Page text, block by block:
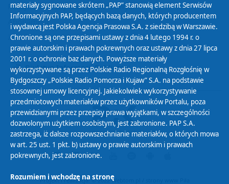
Polityka ochrony danych osobowych
Abonament
Zamówienia publiczne
Biuletyn Informacji Publicznej
Projekt i realizacja: © 2022Webtom.pl
materiały sygnowane skrótem „PAP” stanowią element Serwisów
Informacyjnych PAP, będących bazą danych, których producentem
i wydawcą jest Polska Agencja Prasowa S.A. z siedzibą w Warszawie.
Chronione są one przepisami ustawy z dnia 4 lutego 1994 r. o
prawie autorskim i prawach pokrewnych oraz ustawy z dnia 27 lipca
2001 r. o ochronie baz danych. Powyższe materiały
wykorzystywane są przez Polskie Radio Regionalną Rozgłośnię w
Bydgoszczy „Polskie Radio Pomorza i Kujaw” S.A. na podstawie
stosownej umowy licencyjnej. Jakiekolwiek wykorzystywanie
przedmiotowych materiałów przez użytkowników Portalu, poza
przewidzianymi przez przepisy prawa wyjątkami, w szczególności
dozwolonym użytkiem osobistym, jest zabronione. PAP S.A.
zastrzega, iż dalsze rozpowszechnianie materiałów, o których mowa
w art. 25 ust. 1 pkt. b) ustawy o prawie autorskim i prawach
pokrewnych, jest zabronione.
Rozumiem i wchodzę na stronę